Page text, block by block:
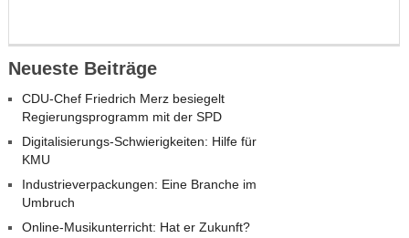
Neueste Beiträge
CDU-Chef Friedrich Merz besiegelt
Regierungsprogramm mit der SPD
Digitalisierungs-Schwierigkeiten: Hilfe für
KMU
Industrieverpackungen: Eine Branche im
Umbruch
Online-Musikunterricht: Hat er Zukunft?